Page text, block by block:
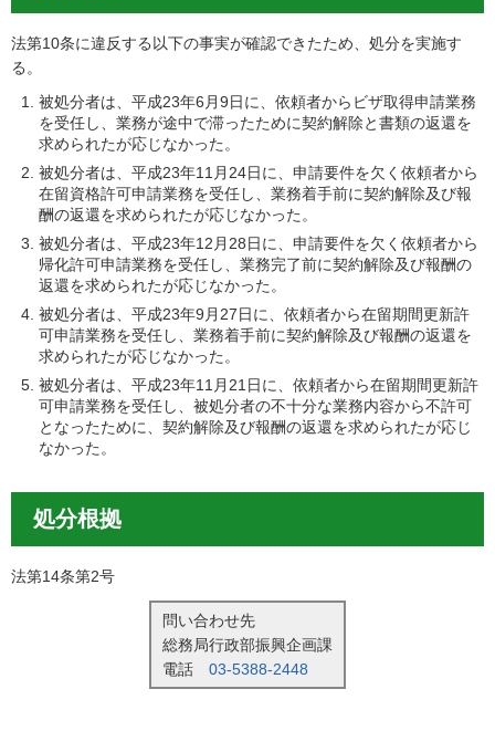
法第10条に違反する以下の事実が確認できたため、処分を実施す
る。
被処分者は、平成23年6月9日に、依頼者からビザ取得申請業務
を受任し、業務が途中で滞ったために契約解除と書類の返還を
求められたが応じなかった。
被処分者は、平成23年11月24日に、申請要件を欠く依頼者から
在留資格許可申請業務を受任し、業務着手前に契約解除及び報
酬の返還を求められたが応じなかった。
被処分者は、平成23年12月28日に、申請要件を欠く依頼者から
帰化許可申請業務を受任し、業務完了前に契約解除及び報酬の
返還を求められたが応じなかった。
被処分者は、平成23年9月27日に、依頼者から在留期間更新許
可申請業務を受任し、業務着手前に契約解除及び報酬の返還を
求められたが応じなかった。
被処分者は、平成23年11月21日に、依頼者から在留期間更新許
可申請業務を受任し、被処分者の不十分な業務内容から不許可
となったために、契約解除及び報酬の返還を求められたが応じ
なかった。
処分根拠
法第14条第2号
問い合わせ先
総務局行政部振興企画課
電話 03-5388-2448